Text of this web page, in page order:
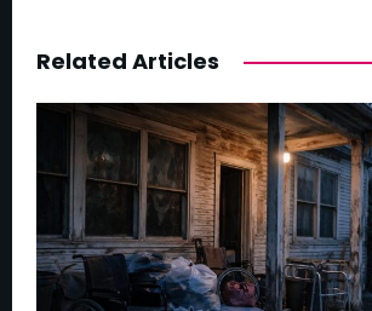
Related Articles